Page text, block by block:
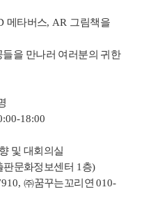
메타버스, AR 그림책을
을 만나러 여러분의 귀한
18:00
및 대회의실
판문화정보센터 1층)
㈜꿈꾸는꼬리연010-